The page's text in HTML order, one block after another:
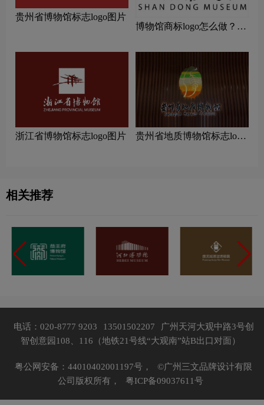
贵州省博物馆标志logo图片
博物馆商标logo怎么做？山
牌logo设计
浙江省博物馆标志logo图片
贵州省地质博物馆标志logo
相关推荐
电话：020-8777 9203 13501502207
广州天河大观中路3号创
智创意园108、116（地铁21号线“大观南”站B出口对面）
粤公网安备：44010402001197号，
©广州三文品牌设计有限
公司版权所有，
粤ICP备09037611号